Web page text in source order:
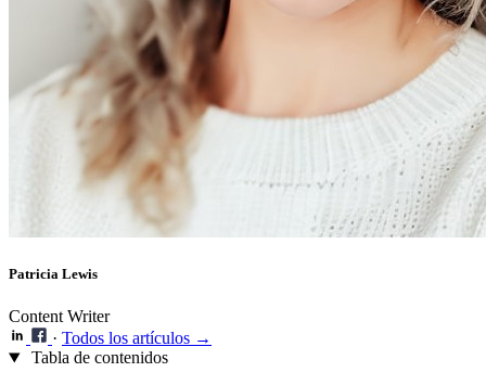
Patricia Lewis
Content Writer
· Todos los artículos →
Tabla de contenidos